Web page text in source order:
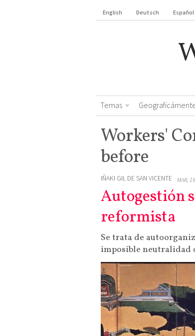
English Deutsch Español
Temas
Workers'
before
IÑAKI GIL DE SAN VICENTE MAR,
Autogestión
reformista
Se trata de
imposible neutralidad